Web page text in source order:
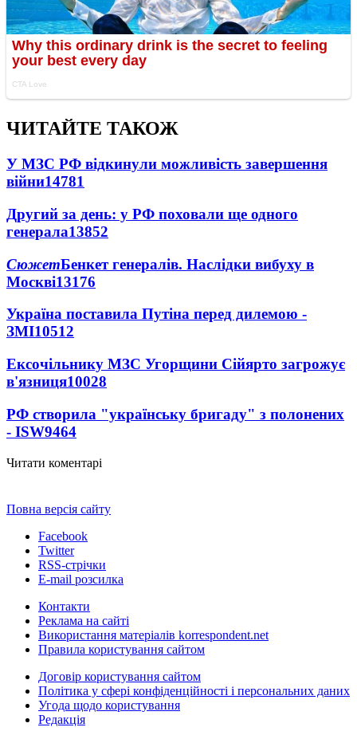
ЧИТАЙТЕ ТАКОЖ
У МЗС РФ відкинули можливість завершення
війни14781
Другий за день: у РФ поховали ще одного
генерала13852
СюжетБенкет генералів. Наслідки вибуху в
Москві13176
Україна поставила Путіна перед дилемою -
ЗМІ10512
Ексочільнику МЗС Угорщини Сійярто загрожує
в'язниця10028
РФ створила "українську бригаду" з полонених
- ISW9464
Читати коментарі
Повна версія сайту
Facebook
Twitter
RSS-стрічки
E-mail розсилка
Контакти
Реклама на сайті
Використання матеріалів korrespondent.net
Правила користування сайтом
Договір користування сайтом
Політика у сфері конфіденційності і персональних даних
Угода щодо користування
Редакція